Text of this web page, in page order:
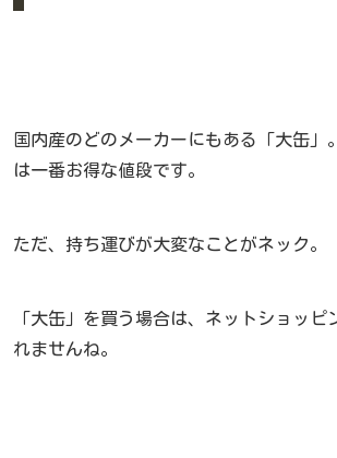
国内産のどのメーカーにもある「大缶」
は一番お得な値段です。
ただ、持ち運びが大変なことがネック。
「大缶」を買う場合は、ネットショッピ
れませんね。